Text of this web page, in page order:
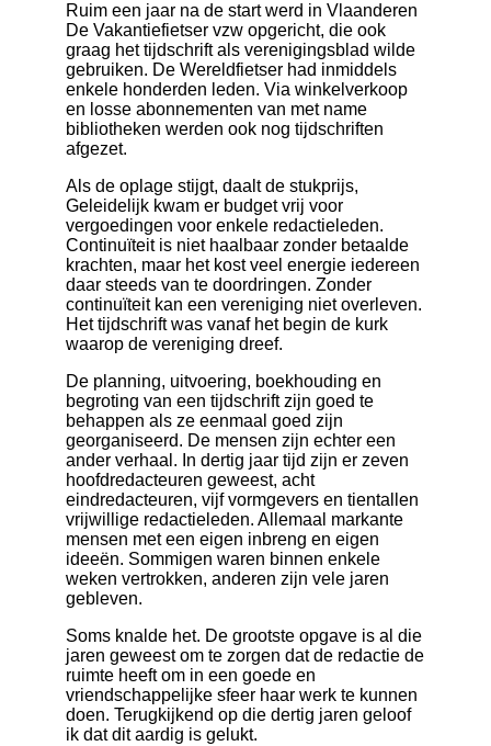
Ruim een jaar na de start werd in Vlaanderen
De Vakantiefietser vzw opgericht, die ook
graag het tijdschrift als verenigingsblad wilde
gebruiken. De Wereldfietser had inmiddels
enkele honderden leden. Via winkelverkoop
en losse abonnementen van met name
bibliotheken werden ook nog tijdschriften
afgezet.
Als de oplage stijgt, daalt de stukprijs,
Geleidelijk kwam er budget vrij voor
vergoedingen voor enkele redactieleden.
Continuïteit is niet haalbaar zonder betaalde
krachten, maar het kost veel energie iedereen
daar steeds van te doordringen. Zonder
continuïteit kan een vereniging niet overleven.
Het tijdschrift was vanaf het begin de kurk
waarop de vereniging dreef.
De planning, uitvoering, boekhouding en
begroting van een tijdschrift zijn goed te
behappen als ze eenmaal goed zijn
georganiseerd. De mensen zijn echter een
ander verhaal. In dertig jaar tijd zijn er zeven
hoofdredacteuren geweest, acht
eindredacteuren, vijf vormgevers en tientallen
vrijwillige redactieleden. Allemaal markante
mensen met een eigen inbreng en eigen
ideeën. Sommigen waren binnen enkele
weken vertrokken, anderen zijn vele jaren
gebleven.
Soms knalde het. De grootste opgave is al die
jaren geweest om te zorgen dat de redactie de
ruimte heeft om in een goede en
vriendschappelijke sfeer haar werk te kunnen
doen. Terugkijkend op die dertig jaren geloof
ik dat dit aardig is gelukt.